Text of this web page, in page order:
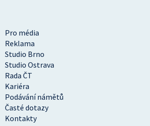
Pro média
Reklama
Studio Brno
Studio Ostrava
Rada ČT
Kariéra
Podávání námětů
Časté dotazy
Kontakty